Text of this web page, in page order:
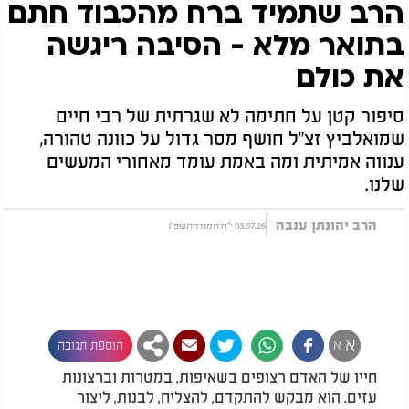
הרב שתמיד ברח מהכבוד חתם
בתואר מלא - הסיבה ריגשה
את כולם
סיפור קטן על חתימה לא שגרתית של רבי חיים
שמואלביץ זצ"ל חושף מסר גדול על כוונה טהורה,
ענווה אמיתית ומה באמת עומד מאחורי המעשים
שלנו.
הרב יהונתן ענבה 03.07.26 י"ח תמוז התשפ"ו
א א הוספת תגובה
חייו של האדם רצופים בשאיפות, במטרות וברצונות
עזים. הוא מבקש להתקדם, להצליח, לבנות, ליצור